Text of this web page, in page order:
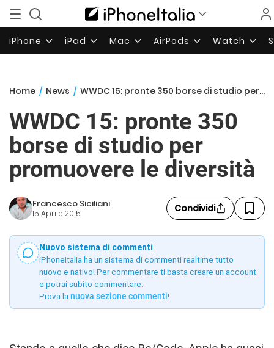
iPhone iPad Mac AirPods Watch
Home / News / WWDC 15: pronte 350 borse di studio per promuovere le diversità
WWDC 15: pronte 350
borse di studio per
promuovere le diversità
Francesco Siciliani
15 Aprile 2015 Condividi
Nuovo sistema di commenti
iPhoneItalia ha un sistema di commenti realtime tutto
nuovo e nativo! Per commentare ti basta creare un account
e potrai subito commentare.
Prova la nuova sezione commenti!